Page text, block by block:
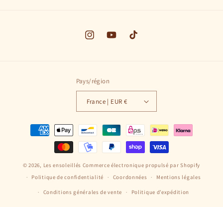
InstagramYouTubeTikTok
Pays/région
France | EUR €
Moyens
© 2026, Les ensoleillés Commerce électronique propulsé par Shopify
Politique de confidentialité
Coordonnées Mentions légales
Conditions générales de vente Politique d’expédition